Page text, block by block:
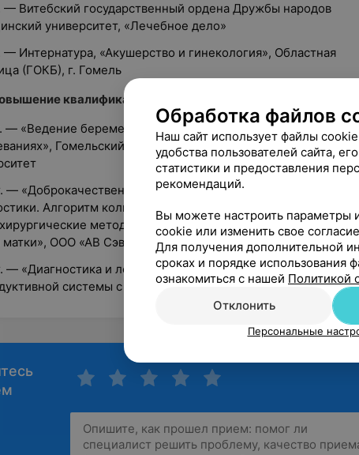
— Витебский государственный ордена Дружбы народов
университет, «Лечебное дело»
— Интернатура, «Акушерство и гинекология», Областная
(ГОКБ), г. Гомель
квалификации
— «Ведение беременности при экстрагенитальных
Гомельский государственный медицинский
— «Доброкачественные заболевания шейки матки. Методы
Алгоритм кольпоскопического исследования.
методы диагностики и лечения заболеваний
ООО «АВ Сэвэн»
— «Диагностика и лечение заболеваний женской
системы с курсом кольпоскопии», БелМАПО
Обработка файлов
Наш сайт использует файлы
удобства пользователей сайта,
статистики и предоставления
рекомендаций.
Вы можете настроить параметры
cookie или изменить свое
Для получения дополнительной
сроках и порядке использования
ознакомиться с нашей Политикой
Отклонить
Персональные